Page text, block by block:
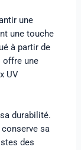
une
une touche
à partir de
offre une
UV
durabilité.
sa
des